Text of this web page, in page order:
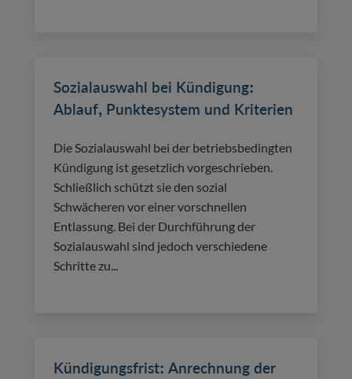
Sozialauswahl bei Kündigung:
Ablauf, Punktesystem und Kriterien
Die Sozialauswahl bei der betriebsbedingten
Kündigung ist gesetzlich vorgeschrieben.
Schließlich schützt sie den sozial
Schwächeren vor einer vorschnellen
Entlassung. Bei der Durchführung der
Sozialauswahl sind jedoch verschiedene
Schritte zu...
Kündigungsfrist: Anrechnung der